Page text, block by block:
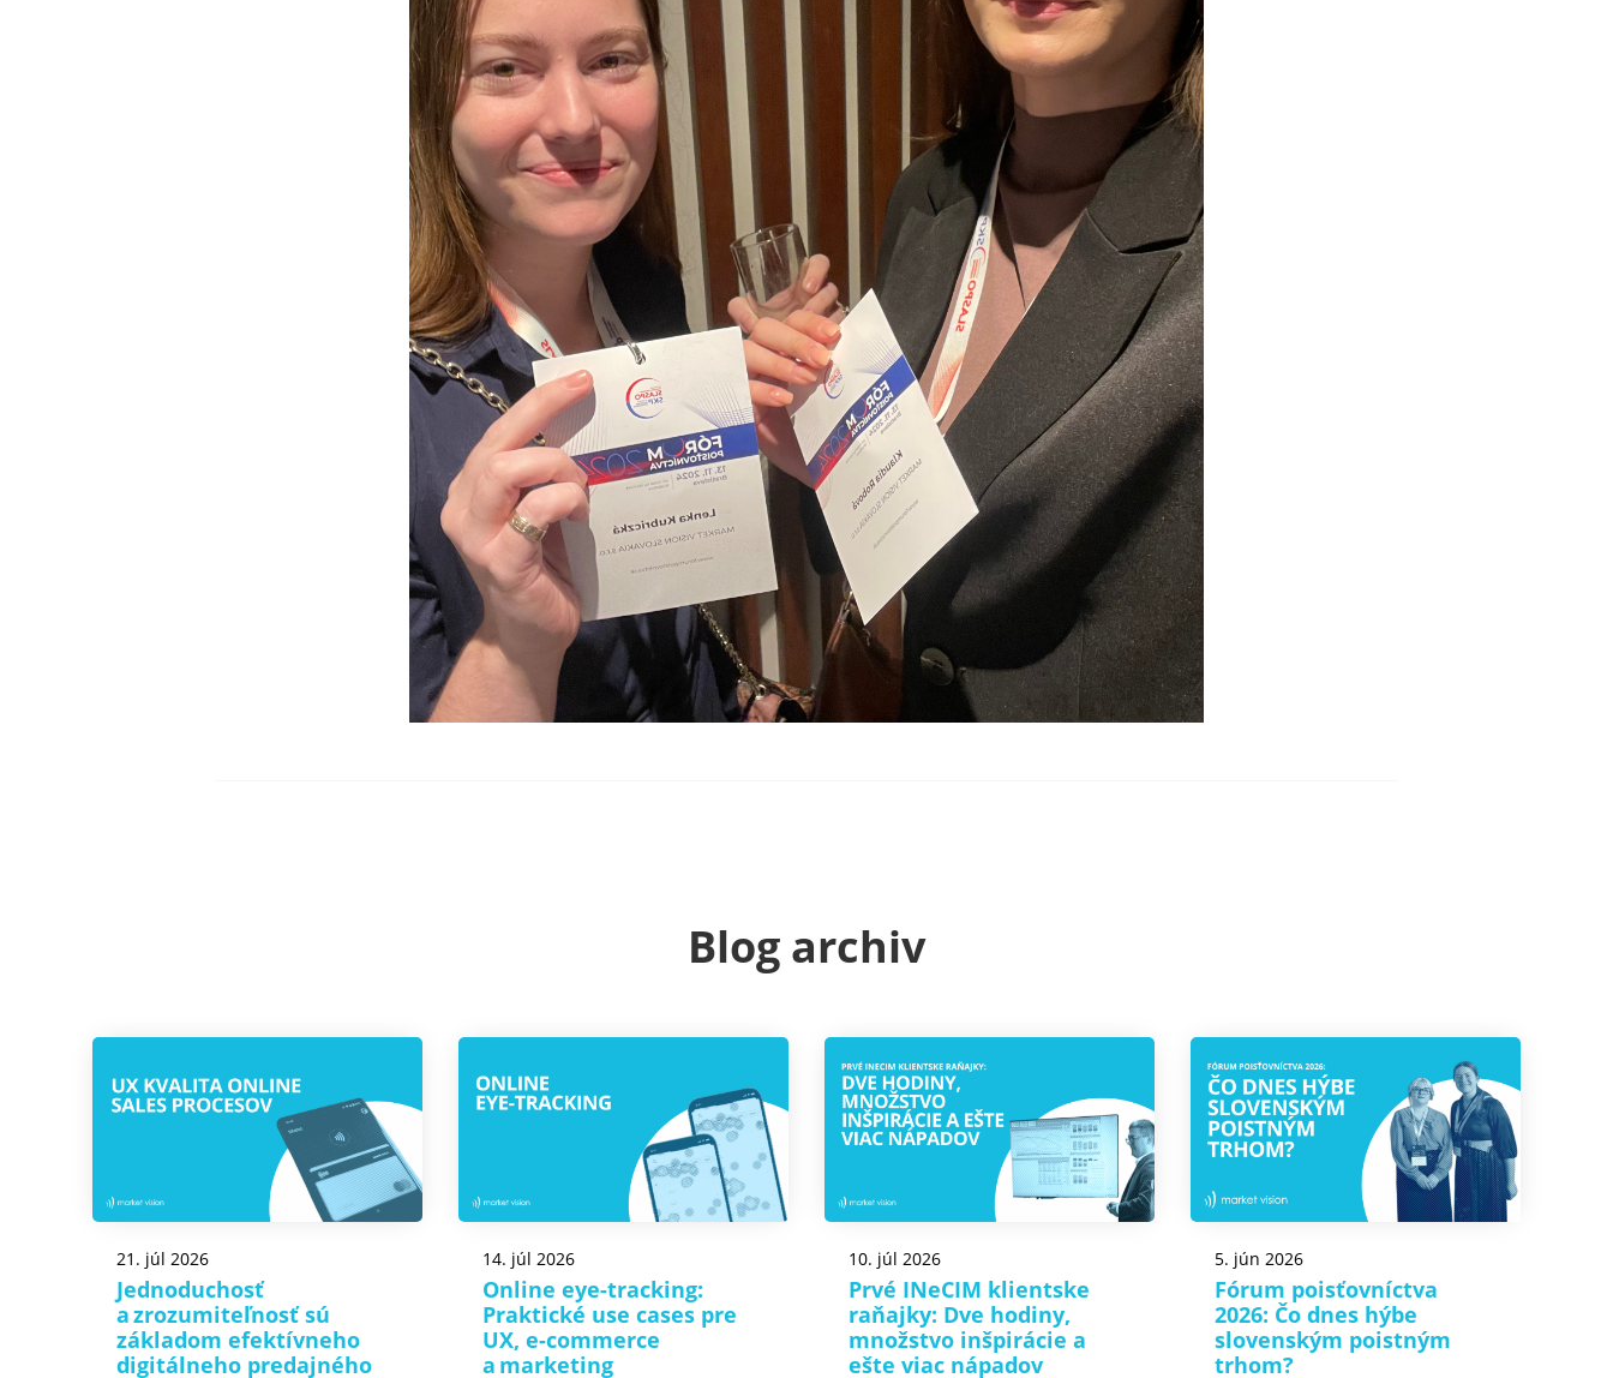
Blog archiv
21. júl 2026
Jednoduchosť
a zrozumiteľnosť sú
základom efektívneho
digitálneho predajného
14. júl 2026
Online eye-tracking:
Praktické use cases pre
UX, e-commerce
a marketing
10. júl 2026
Prvé INeCIM klientske
raňajky: Dve hodiny,
množstvo inšpirácie a
ešte viac nápadov
5. jún 2026
Fórum poisťovníctva
2026: Čo dnes hýbe
slovenským poistným
trhom?